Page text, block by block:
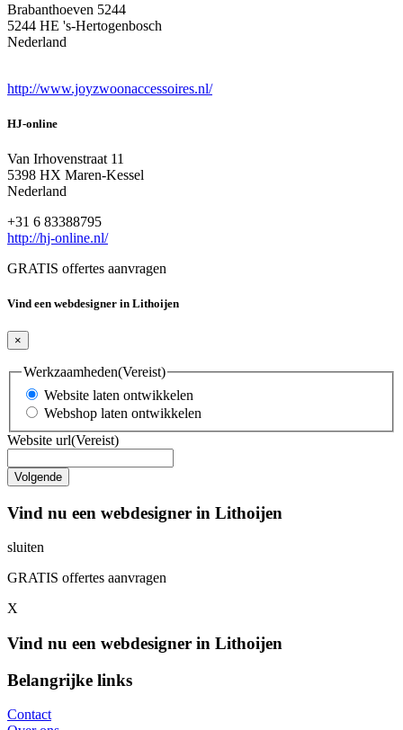
Brabanthoeven 5244
5244 HE 's-Hertogenbosch
Nederland
http://www.joyzwoonaccessoires.nl/
HJ-online
Van Irhovenstraat 11
5398 HX Maren-Kessel
Nederland
+31 6 83388795
http://hj-online.nl/
GRATIS offertes aanvragen
Vind een webdesigner in Lithoijen
×
Werkzaamheden(Vereist)
Website laten ontwikkelen
Webshop laten ontwikkelen
Website url(Vereist)
Vind nu een webdesigner in Lithoijen
sluiten
GRATIS offertes aanvragen
X
Vind nu een webdesigner in Lithoijen
Belangrijke links
Contact